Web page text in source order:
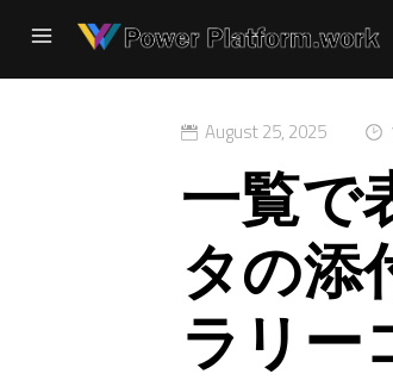
August 25, 2025
一覧で
タの添
ラリー